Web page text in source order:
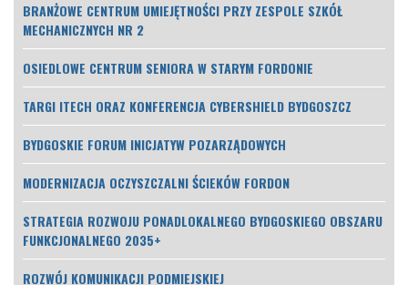
BRANŻOWE CENTRUM UMIEJĘTNOŚCI PRZY ZESPOLE SZKÓŁ
MECHANICZNYCH NR 2
OSIEDLOWE CENTRUM SENIORA W STARYM FORDONIE
TARGI ITECH ORAZ KONFERENCJA CYBERSHIELD BYDGOSZCZ
BYDGOSKIE FORUM INICJATYW POZARZĄDOWYCH
MODERNIZACJA OCZYSZCZALNI ŚCIEKÓW FORDON
STRATEGIA ROZWOJU PONADLOKALNEGO BYDGOSKIEGO OBSZARU
FUNKCJONALNEGO 2035+
ROZWÓJ KOMUNIKACJI PODMIEJSKIEJ